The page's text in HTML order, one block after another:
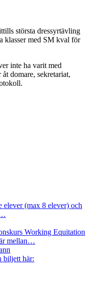
största dressyrtävling
klasser med SM kval för
inte ha varit med
domare, sekretariat,
elever (max 8 elever) och
Working Equitation
mellan…
biljett här: